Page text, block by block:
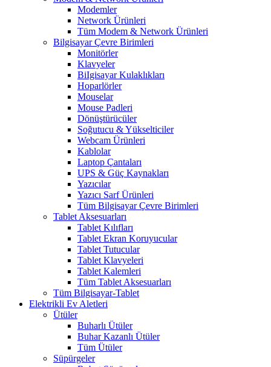
Modemler
Network Ürünleri
Tüm Modem & Network Ürünleri
Bilgisayar Çevre Birimleri
Monitörler
Klavyeler
BiIgisayar Kulaklıkları
Hoparlörler
Mouselar
Mouse Padleri
Dönüştürücüler
Soğutucu & Yükselticiler
Webcam Ürünleri
Kablolar
Laptop Çantaları
UPS & Güç Kaynakları
Yazıcılar
Yazıcı Sarf Ürünleri
Tüm Bilgisayar Çevre Birimleri
Tablet Aksesuarları
Tablet Kılıfları
Tablet Ekran Koruyucular
Tablet Tutucular
Tablet Klavyeleri
Tablet Kalemleri
Tüm Tablet Aksesuarları
Tüm Bilgisayar-Tablet
Elektrikli Ev Aletleri
Ütüler
Buharlı Ütüler
Buhar Kazanlı Ütüler
Tüm Ütüler
Süpürgeler